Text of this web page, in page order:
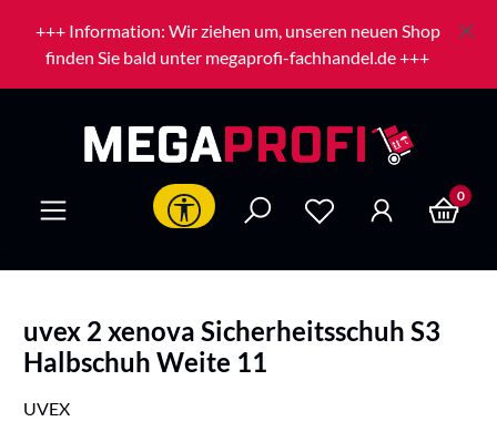
Zum Hauptinhalt springen
+++ Information: Wir ziehen um, unseren neuen Shop
finden Sie bald unter megaprofi-fachhandel.de +++
Werkzeugleiste anzeigen 0
uvex 2 xenova Sicherheitsschuh S3
Halbschuh Weite 11
UVEX